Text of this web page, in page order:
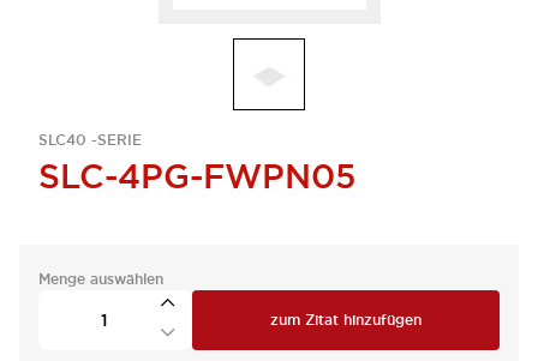
SLC40 -SERIE
SLC-4PG-FWPN05
Menge auswählen
zum Zitat hinzufügen